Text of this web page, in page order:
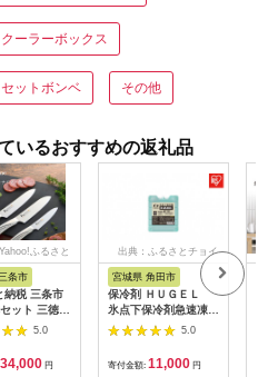
クーラーボックス
ットボンベ その他
いるおすすめの返礼品
ふるさと
条市
納税 三条市
ット 三徳・
ティナイフ
[村斗 Fit-
】
5.0
34,000 円
出典：ふるさとチョイ
宮城県 角田市
保冷剤 ＨＵＧＥＬ
氷点下保冷剤急速凍結
タイプ Mサイズ 4個
セット HHK-M
5.0
寄付金額: 11,000 円